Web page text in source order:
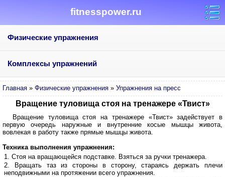
fitnesspower.ru
Физические упражнения
Комплексы упражнений
Главная » Физические упражнения » Упражнения на пресс
Вращение туловища стоя на тренажере «Твист»
Вращение туловища стоя на тренажере «Твист» задействует в
первую очередь наружные и внутренние косые мышцы живота,
вовлекая в работу также прямые мышцы живота.
Техника выполнения упражнения:
Стоя на вращающейся подставке. Взяться за ручки тренажера.
Вращать таз из стороны в сторону, стараясь держать плечи
неподвижными на протяжении всего упражнения.